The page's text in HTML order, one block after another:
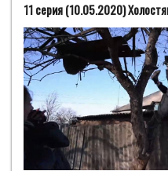
11 серия (10.05.2020)